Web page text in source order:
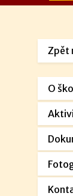
Zpět
O